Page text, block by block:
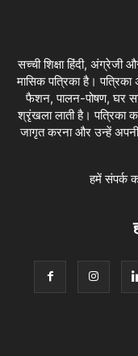
सच्ची शिक्षा हिंदी, अंग्रेजी
मासिक पत्रिका है।
फैशन, पालन-पोषण, घर
श्रृंखला लाती है। पत्रिका
जागृत करना और उन्हें
हमें संपर्क